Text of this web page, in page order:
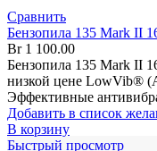
Сравнить
Бензопила 135 Mark II
Br1 100.00
Бензопила 135 Mark II
низкой цене LowVib®
Эффективные
Добавить в список
В корзину
Быстрый просмотр